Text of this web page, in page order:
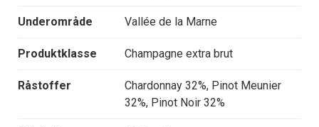
Underområde Vallée de la Marne
Produktklasse Champagne extra brut
Råstoffer
Chardonnay 32%, Pinot Meunier
32%, Pinot Noir 32%